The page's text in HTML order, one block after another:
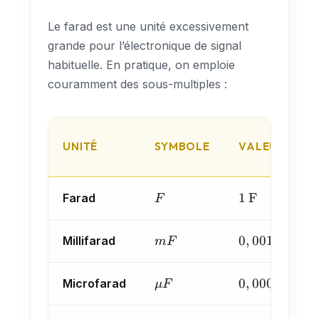
Le farad est une unité excessivement
grande pour l’électronique de signal
habituelle. En pratique, on emploie
couramment des sous-multiples :
UNITÉ SYMBOLE VALEUR EN
Farad F
F 1\,\text{F}
1 F
Millifarad mF
mF 0, 001
Microfarad
\mu
μF 0, 000